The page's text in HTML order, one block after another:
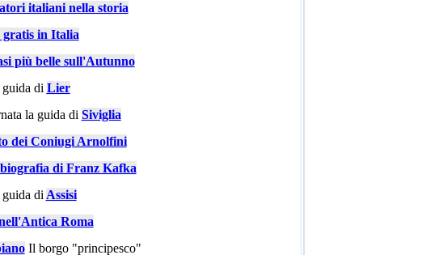
italiani nella storia
gratis in Italia
più belle sull'Autunno
di Lier
la guida di Siviglia
dei Coniugi Arnolfini
di Franz Kafka
di Assisi
Roma
Il borgo "principesco"